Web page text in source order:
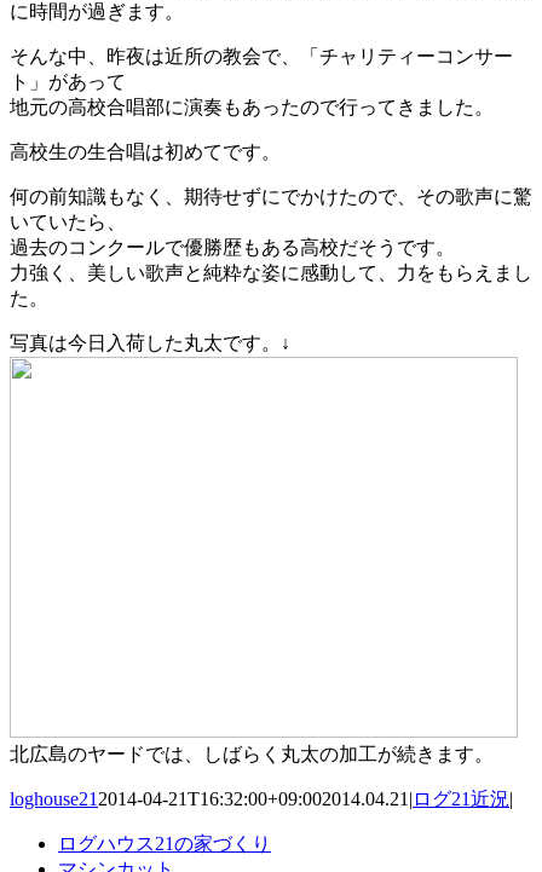
に時間が過ぎます。
そんな中、昨夜は近所の教会で、「チャリティーコンサー
ト」があって
地元の高校合唱部に演奏もあったので行ってきました。
高校生の生合唱は初めてです。
何の前知識もなく、期待せずにでかけたので、その歌声に驚
いていたら、
過去のコンクールで優勝歴もある高校だそうです。
力強く、美しい歌声と純粋な姿に感動して、力をもらえまし
た。
写真は今日入荷した丸太です。↓
北広島のヤードでは、しばらく丸太の加工が続きます。
loghouse21 2014-04-21T16:32:00+09:002014.04.21 | ログ21近況|
ログハウス21の家づくり